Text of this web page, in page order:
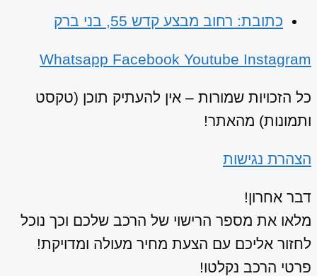
כתובת: רחוב מבצע קדש 55, בני ברק
Whatsapp Facebook Youtube Instagram
כל הזכויות שמורות – אין להעתיק תוכן (טקסט
ותמונות) מהאתר!
הצהרת נגישות
דבר אחרון!
מלאו את מספר הרישוי של הרכב שלכם וכך נוכל
לחזור אליכם עם הצעת מחיר מעולה ומדויקת!
פרטי הרכב נקלטו!